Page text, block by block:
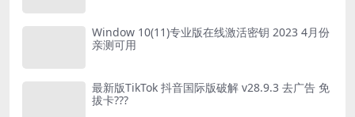
Window 10(11)专业版在线激活密钥 2023 4月份
亲测可用
最新版TikTok 抖音国际版破解 v28.9.3 去广告 免
拔卡???